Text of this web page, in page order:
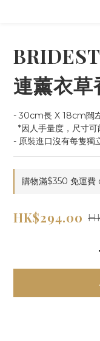
連薰衣草
- 30cm長 X 18cm闊
*因人手量度，尺寸
- 原裝進口沒有每隻獨
購物滿$350 免運
HK$294.00